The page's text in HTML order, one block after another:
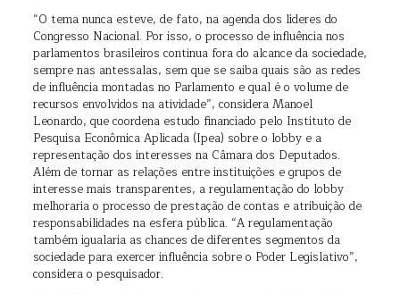
“O tema nunca esteve, de fato, na agenda dos líderes do
Congresso Nacional. Por isso, o processo de influência nos
parlamentos brasileiros continua fora do alcance da sociedade,
sempre nas antessalas, sem que se saiba quais são as redes
de influência montadas no Parlamento e qual é o volume de
recursos envolvidos na atividade”, considera Manoel
Leonardo, que coordena estudo financiado pelo Instituto de
Pesquisa Econômica Aplicada (Ipea) sobre o lobby e a
representação dos interesses na Câmara dos Deputados.
Além de tornar as relações entre instituições e grupos de
interesse mais transparentes, a regulamentação do lobby
melhoraria o processo de prestação de contas e atribuição de
responsabilidades na esfera pública. “A regulamentação
também igualaria as chances de diferentes segmentos da
sociedade para exercer influência sobre o Poder Legislativo”,
considera o pesquisador.